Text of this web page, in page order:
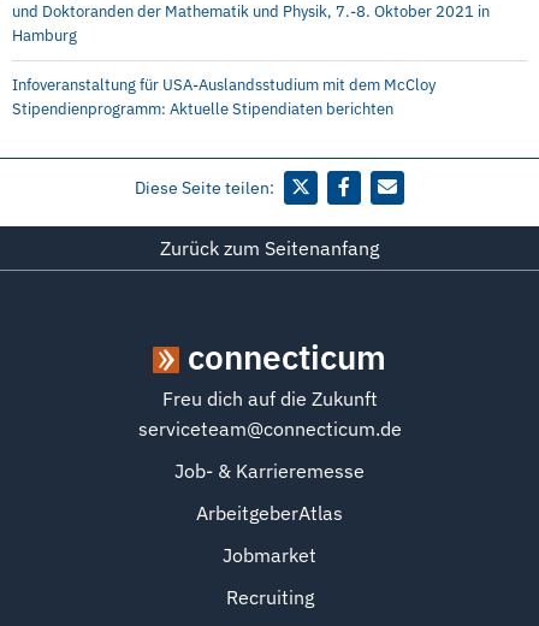
und Doktoranden der Mathematik und Physik, 7.-8. Oktober 2021 in
Hamburg
Infoveranstaltung für USA-Auslandsstudium mit dem McCloy
Stipendienprogramm: Aktuelle Stipendiaten berichten
Diese Seite teilen:
Zurück zum Seitenanfang
connecticum
Freu dich auf die Zukunft
serviceteam@connecticum.de
Job- & Karrieremesse
ArbeitgeberAtlas
Jobmarket
Recruiting